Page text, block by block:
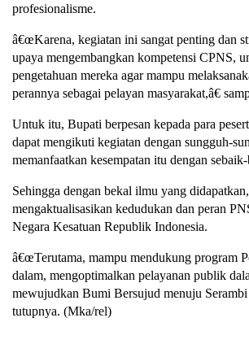
profesionalisme.
â€œKarena, kegiatan ini sangat penting dan
upaya mengembangkan kompetensi CPNS,
pengetahuan mereka agar mampu
perannya sebagai pelayan masyarakat,â€
Untuk itu, Bupati berpesan kepada para
dapat mengikuti kegiatan dengan sungguh-
memanfaatkan kesempatan itu dengan
Sehingga dengan bekal ilmu yang
mengaktualisasikan kedudukan dan peran
Negara Kesatuan Republik Indonesia.
â€œTerutama, mampu mendukung program
dalam, mengoptimalkan pelayanan publik
mewujudkan Bumi Bersujud menuju Serambi
tutupnya. (Mka/rel)